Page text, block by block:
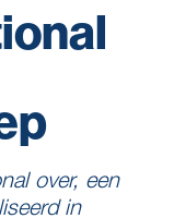
over, een
in